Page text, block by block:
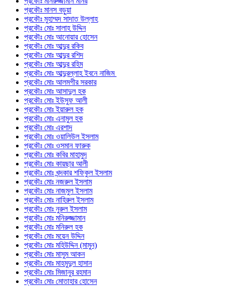
প্রকৌঃ মানস বড়ুয়া
প্রকৌঃ মুহাম্মদ সাদাত উল্লাহ
প্রকৌঃ মোঃ সালাহ উদ্দিন
প্রকৌঃ মোঃ আনোয়ার হোসেন
প্রকৌঃ মোঃ আব্দুর রকিব
প্রকৌঃ মোঃ আব্দুর রশিদ
প্রকৌঃ মোঃ আব্দুর রহিম
প্রকৌঃ মোঃ আব্দুরল্লাহ ইবনে নাজিম
প্রকৌঃ মোঃ আলমগীর সরকার
প্রকৌঃ মোঃ আসাদুল হক
প্রকৌঃ মোঃ ইউসুফ আলী
প্রকৌঃ মোঃ ইয়ারুল হক
প্রকৌঃ মোঃ এনামুল হক
প্রকৌঃ মোঃ এরশাদ
প্রকৌঃ মোঃ ওয়ালিউল ইসলাম
প্রকৌঃ মোঃ ওসমান ফারুক
প্রকৌঃ মোঃ কবির মাহামুদ
প্রকৌঃ মোঃ কায়ছার আলী
প্রকৌঃ মোঃ খন্দকার শফিকুল ইসলাম
প্রকৌঃ মোঃ নজরুল ইসলাম
প্রকৌঃ মোঃ নাজমুল ইসলাম
প্রকৌঃ মোঃ নাহিরুল ইসলাম
প্রকৌঃ মোঃ নুরুল ইসলাম
প্রকৌঃ মোঃ মনিরুজ্জামান
প্রকৌঃ মোঃ মনিরুল হক
প্রকৌঃ মোঃ ময়েন উদ্দিন
প্রকৌঃ মোঃ মহিউদ্দিন (মামুন)
প্রকৌঃ মোঃ মাসুম আকন
প্রকৌঃ মোঃ মাহমুদুল হাসান
প্রকৌঃ মোঃ মিজানুর রহমান
প্রকৌঃ মোঃ মোতাহার হোসেন